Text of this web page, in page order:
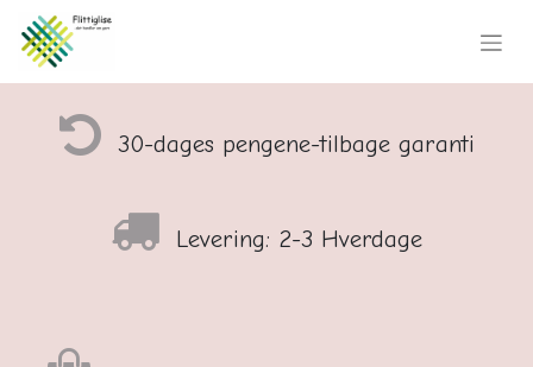
30-dages pengene-tilbage garanti
Levering: 2-3 Hverdage